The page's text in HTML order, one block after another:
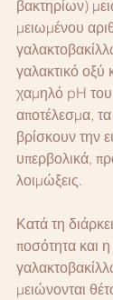
βακτηρίων)
μειωμένου
γαλακτικό οξύ
χαμηλό pH του
αποτέλεσμα,
βρίσκουν την
υπερβολικά,
λοιμώξεις.
Κατά τη
ποσότητα και
μειώνονται